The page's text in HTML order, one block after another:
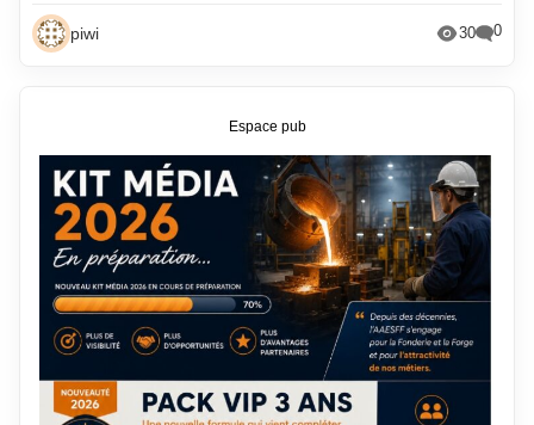
piwi 30 0
Espace pub